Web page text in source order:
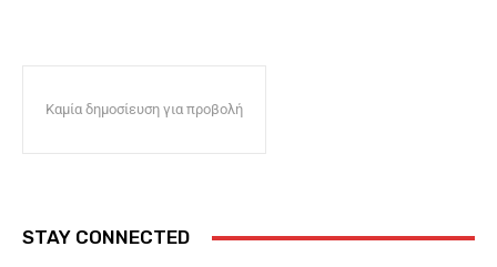
Καμία δημοσίευση για προβολή
STAY CONNECTED